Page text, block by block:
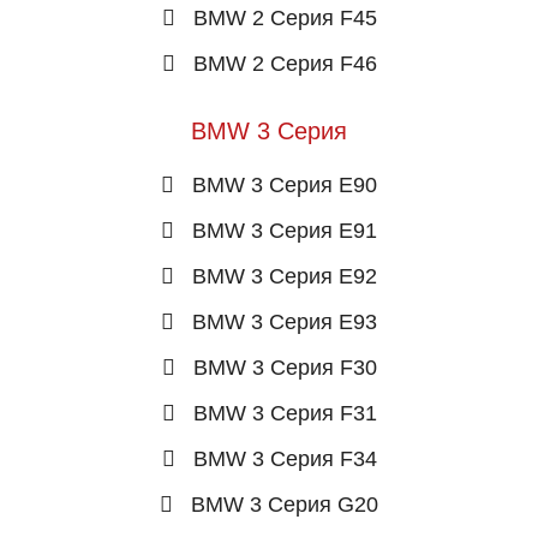
BMW 2 Серия F45
BMW 2 Серия F46
BMW 3 Серия
BMW 3 Серия E90
BMW 3 Серия E91
BMW 3 Серия E92
BMW 3 Серия E93
BMW 3 Серия F30
BMW 3 Серия F31
BMW 3 Серия F34
BMW 3 Серия G20